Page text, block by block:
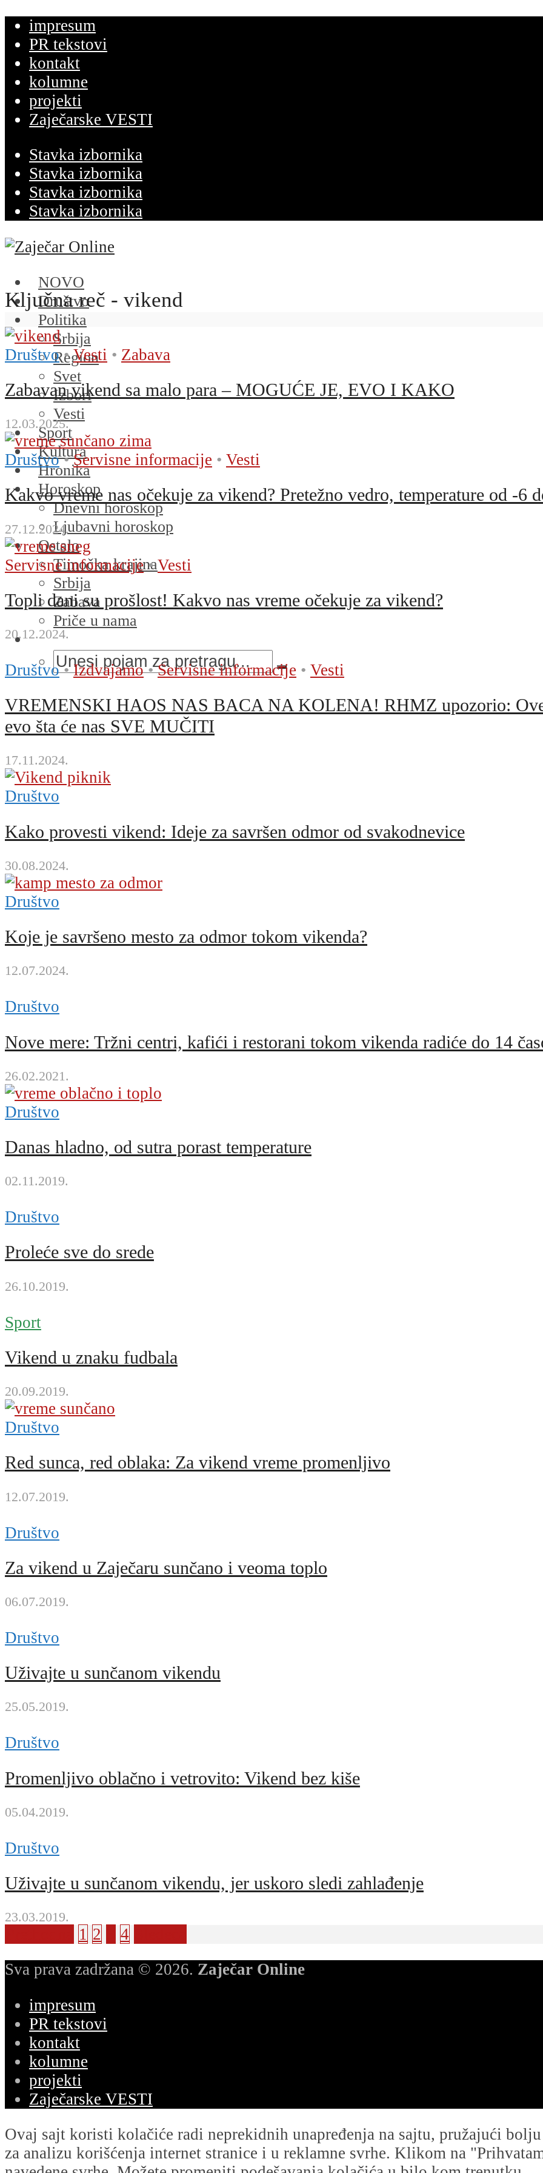
impresum
PR tekstovi
kontakt
kolumne
projekti
Zaječarske VESTI
Stavka izbornika
Stavka izbornika
Stavka izbornika
Stavka izbornika
NOVO
Društvo
Politika
Srbija
Region
Svet
Izbori
Vesti
Sport
Kultura
Hronika
Horoskop
Dnevni horoskop
Ljubavni horoskop
Ostalo
Timočka krajina
Srbija
Zabava
Priče u nama
Ključna reč - vikend
Društvo • Vesti • Zabava
Zabavan vikend sa malo para – MOGUĆE JE, EVO I KAKO
12.03.2025.
Društvo • Servisne informacije • Vesti
Kakvo vreme nas očekuje za vikend? Pretežno vedro, temperature od -6
27.12.2024.
Servisne informacije • Vesti
Topli dani su prošlost! Kakvo nas vreme očekuje za vikend?
20.12.2024.
Društvo • Izdvajamo • Servisne informacije • Vesti
VREMENSKI HAOS NAS BACA NA KOLENA! RHMZ upozorio: Ove
evo šta će nas SVE MUČITI
17.11.2024.
Društvo
Kako provesti vikend: Ideje za savršen odmor od svakodnevice
30.08.2024.
Društvo
Koje je savršeno mesto za odmor tokom vikenda?
12.07.2024.
Društvo
Nove mere: Tržni centri, kafići i restorani tokom vikenda radiće do 14
26.02.2021.
Društvo
Danas hladno, od sutra porast temperature
02.11.2019.
Društvo
Proleće sve do srede
26.10.2019.
Sport
Vikend u znaku fudbala
20.09.2019.
Društvo
Red sunca, red oblaka: Za vikend vreme promenljivo
12.07.2019.
Društvo
Za vikend u Zaječaru sunčano i veoma toplo
06.07.2019.
Društvo
Uživajte u sunčanom vikendu
25.05.2019.
Društvo
Promenljivo oblačno i vetrovito: Vikend bez kiše
05.04.2019.
Društvo
Uživajte u sunčanom vikendu, jer uskoro sledi zahlađenje
23.03.2019.
1 2 4
Sva prava zadržana © 2026. Zaječar Online
impresum
PR tekstovi
kontakt
kolumne
projekti
Zaječarske VESTI
Ovaj sajt koristi kolačiće radi neprekidnih unapređenja na sajtu, pružajući
za analizu korišćenja internet stranice i u reklamne svrhe. Klikom na